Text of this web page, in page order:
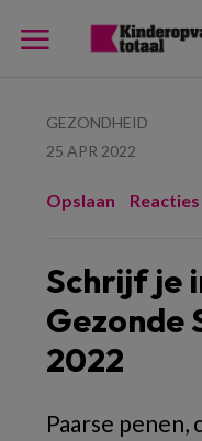
GEZONDHEID
25 APR 2022
Opslaan Reacties
Schrijf je
Gezonde
2022
Paarse penen,